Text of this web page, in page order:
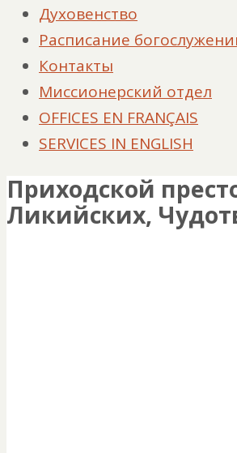
Духовенство
Расписание
Контакты
Миссионерский отдел
OFFICES EN FRANÇAIS
SERVICES IN ENGLISH
Приходской
Ликийских,